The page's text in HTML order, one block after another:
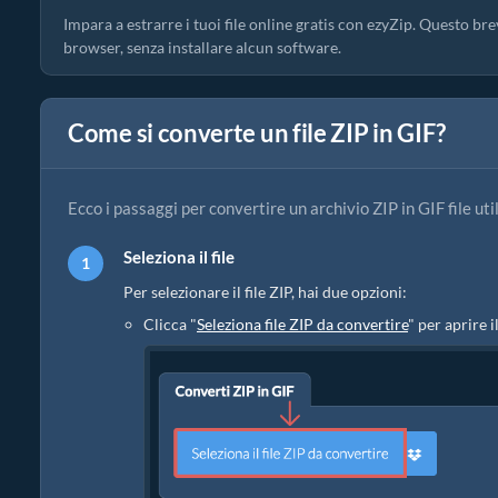
Impara a estrarre i tuoi file online gratis con ezyZip. Questo
browser, senza installare alcun software.
Come si converte un file ZIP in GIF?
Ecco i passaggi per convertire un archivio ZIP in GIF file
Seleziona il file
Per selezionare il file ZIP, hai due opzioni:
Clicca "Seleziona file ZIP da convertire" per aprire